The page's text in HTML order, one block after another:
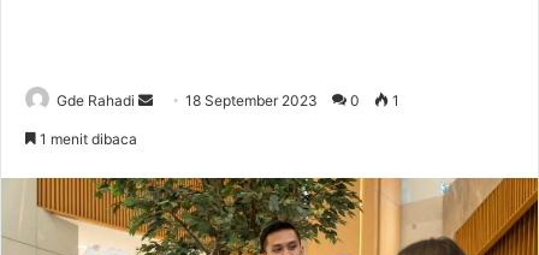
Gde Rahadi
d
a
n
18 September 2023 0 1
1 menit dibaca